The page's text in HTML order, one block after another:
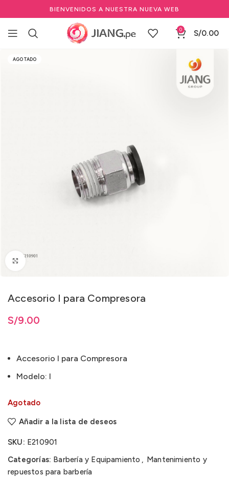
BIENVENIDOS A NUESTRA NUEVA WEB
0 S/0.00
Inicio
Barbería y Equipamiento
AGOTADO
Accesorio I para Compresora
S/9.00
Accesorio I para Compresora
Modelo: I
Agotado
Añadir a la lista de deseos
SKU: E210901
Categorías: Barbería y Equipamiento , Mantenimiento y
repuestos para barbería